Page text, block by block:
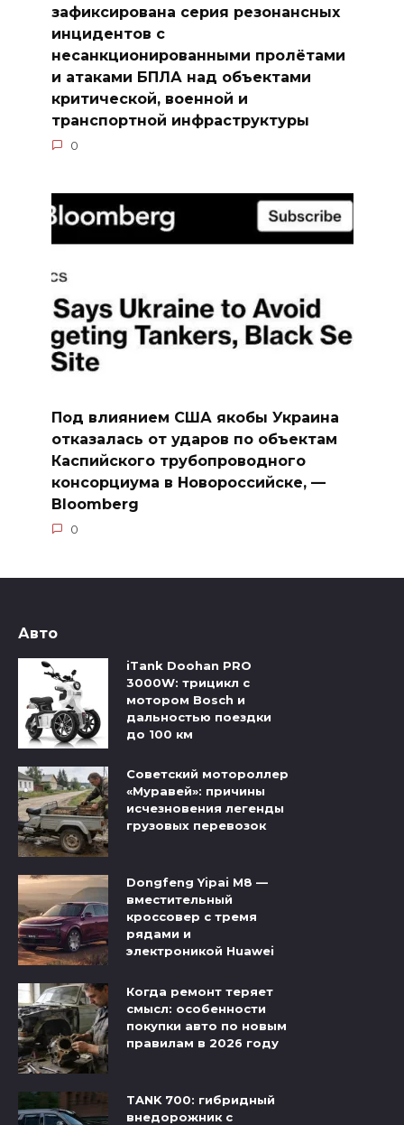
зафиксирована серия резонансных
инцидентов с
несанкционированными пролётами
и атаками БПЛА над объектами
критической, военной и
транспортной инфраструктуры
0
Под влиянием США якобы Украина
отказалась от ударов по объектам
Каспийского трубопроводного
консорциума в Новороссийске, —
Bloomberg
0
Авто
iTank Doohan PRO
3000W: трицикл с
мотором Bosch и
дальностью поездки
до 100 км
Советский мотороллер
«Муравей»: причины
исчезновения легенды
грузовых перевозок
Dongfeng Yipai M8 —
вместительный
кроссовер с тремя
рядами и
электроникой Huawei
Когда ремонт теряет
смысл: особенности
покупки авто по новым
правилам в 2026 году
TANK 700: гибридный
внедорожник с